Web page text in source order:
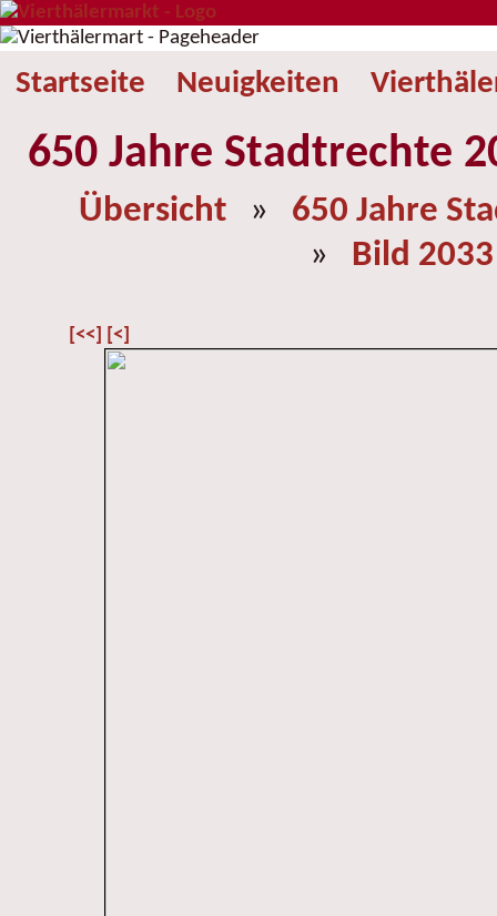
Startseite Neuigkeiten
650 Jahre Stadtrechte
Übersicht » 650 Jahre
» Bild 2033
[<<] [<]